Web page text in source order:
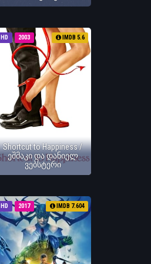
HD 2003 IMDB 5.6
Shortcut to Happiness /
ეშმაკი და დანიელ
ვებსტერი
HD 2017 IMDB 7.604